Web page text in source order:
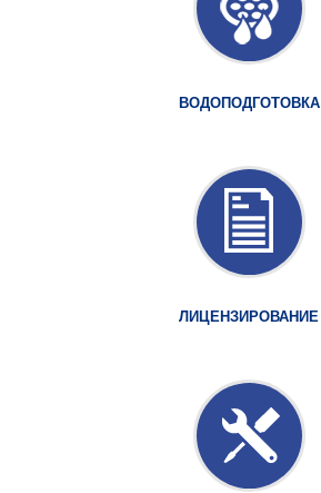
ВОДОПОДГОТОВКА
ЛИЦЕНЗИРОВАНИЕ